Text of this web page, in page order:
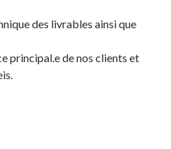
des livrables ainsi que
principal.e de nos clients et